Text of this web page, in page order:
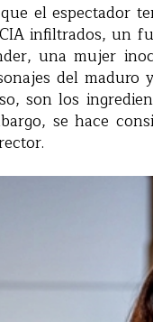
el espectador
infiltrados, un
una mujer
del
son los
se hace